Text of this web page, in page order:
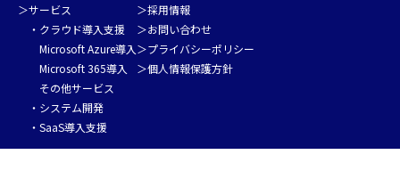
＞サービス
・ クラウド導入支援
Microsoft Azure導入
Microsoft 365導入
その他サービス
・ システム開発
・ SaaS導入支援
＞採用情報
＞お問い合わせ
＞プライバシーポリシー
＞個人情報保護方針